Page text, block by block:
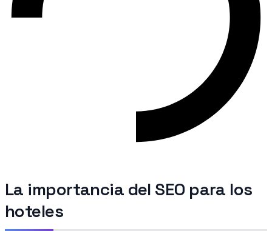
La importancia del SEO para los
hoteles